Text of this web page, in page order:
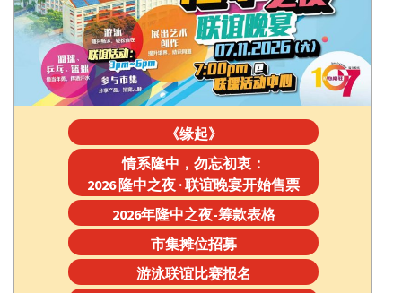
《缘起》
情系隆中，勿忘初衷：
2026 隆中之夜 · 联谊晚宴开始售票
2026年隆中之夜-筹款表格
市集摊位招募
游泳联谊比赛报名